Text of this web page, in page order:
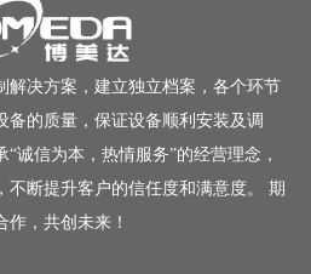
解决方案，建立独立档案，各个环节
备的质量，保证设备顺利安装及调
诚信为本，热情服务”的经营理念，
不断提升客户的信任度和满意度。 期
，共创未来！